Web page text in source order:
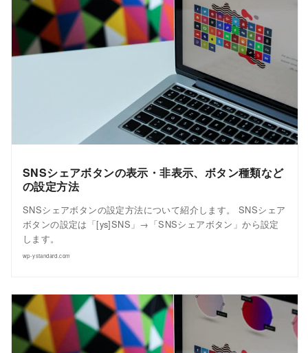
SNSシェアボタンの表示・非表示、ボタン種類など
の設定方法
SNSシェアボタンの設定方法について紹介します。 SNSシェア
ボタンの設定は「[ys]SNS」→「SNSシェアボタン」から設定
します。
wp-ystandard.com